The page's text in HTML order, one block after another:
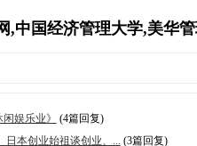
,中国经济管理大学,美华
娱乐业》
(4篇回复)
日本创业始祖谈创业、... (3篇回复)